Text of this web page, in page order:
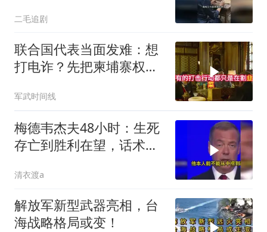
二毛追剧
联合国代表当面发难：想
打电诈？先把柬埔寨权贵
军武时间线
梅德韦杰夫48小时：生死
存亡到胜利在望，话术变
清衣渡a
解放军新型武器亮相，台
海战略格局或变！